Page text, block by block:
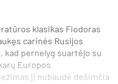
klasikas Fiodoras
carinės Rusijos
kad pernelyg suartėjo su
Europos
jį nubaudė dešimčia